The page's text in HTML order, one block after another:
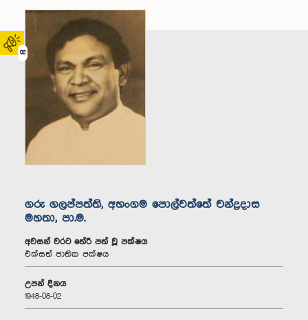
02
ගරු ගලප්පත්ති, අහංගම පොල්වත්තේ චන්ද්‍රදාස
මහතා, පා.ම.
අවසන් වරට තේරී පත් වූ පක්ෂය
එක්සත් ජාතික පක්ෂය
උපන් දිනය
1948-08-02